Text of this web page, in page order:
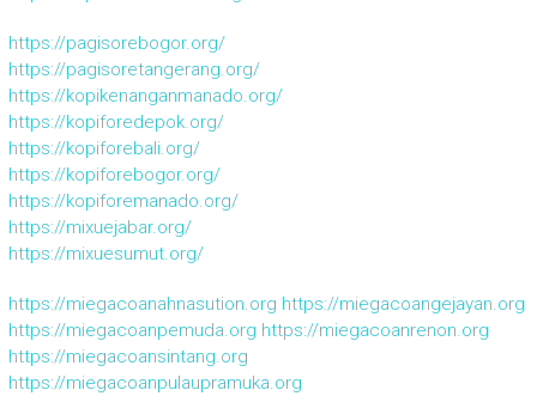
https://pagisorebogor.org/
https://pagisoretangerang.org/
https://kopikenanganmanado.org/
https://kopiforedepok.org/
https://kopiforebali.org/
https://kopiforebogor.org/
https://kopiforemanado.org/
https://mixuejabar.org/
https://mixuesumut.org/
https://miegacoanahnasution.org https://miegacoangejayan.org
https://miegacoanpemuda.org https://miegacoanrenon.org
https://miegacoansintang.org
https://miegacoanpulaupramuka.org